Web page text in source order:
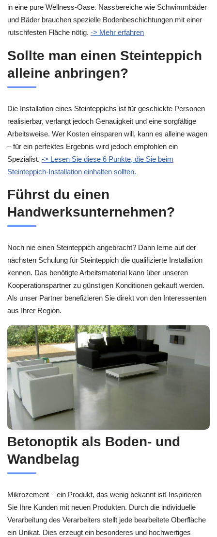
in eine pure Wellness-Oase. Nassbereiche wie Schwimmbäder
und Bäder brauchen spezielle Bodenbeschichtungen mit einer
rutschfesten Fläche nötig. -> Mehr erfahren
Sollte man einen Steinteppich
alleine anbringen?
Die Installation eines Steinteppichs ist für geschickte Personen
realisierbar, verlangt jedoch Genauigkeit und eine sorgfältige
Arbeitsweise. Wer Kosten einsparen will, kann es alleine wagen
– für ein perfektes Ergebnis wird jedoch empfohlen ein
Spezialist. -> Lesen Sie diese 6 Punkte, die Sie beim
Steinteppich-Installation einhalten sollten.
Führst du einen
Handwerksunternehmen?
Noch nie einen Steinteppich angebracht? Dann lerne auf der
nächsten Schulung für Steinteppich die qualifizierte Installation
kennen. Das benötigte Arbeitsmaterial kann über unseren
Kooperationspartner zu günstigen Konditionen gekauft werden.
Als unser Partner benefizieren Sie direkt von den Interessenten
aus Ihrer Region.
Betonoptik als Boden- und
Wandbelag
Mikrozement – ein Produkt, das wenig bekannt ist! Inspirieren
Sie Ihre Kunden mit neuen Produkten. Durch die individuelle
Verarbeitung des Verarbeiters stellt jede bearbeitete Oberfläche
ein Unikat. Dies erzeugt ein besonderes und hochwertiges